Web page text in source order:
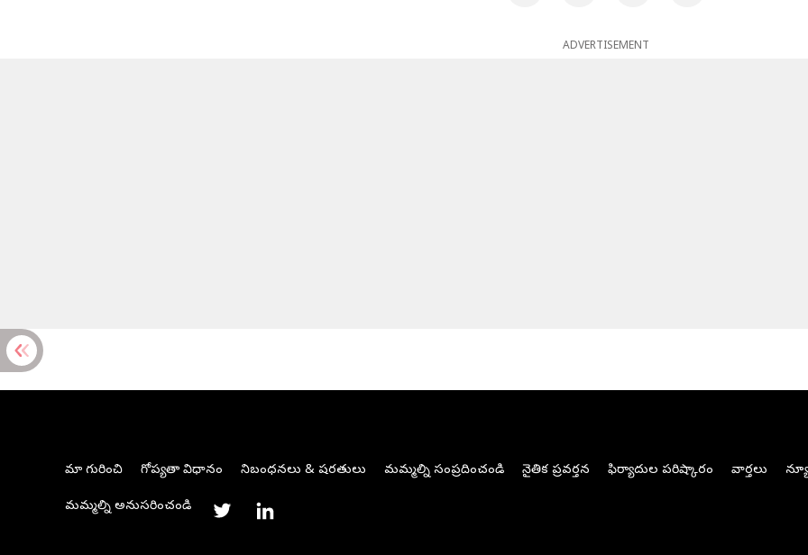
ADVERTISEMENT
మా గురించి గోప్యతా విధానం నిబంధనలు & షరతులు మమ్మల్ని సంప్రదించండి నైతిక ప్రవర్తన ఫిర్యాదుల పరిష్కారం వార్తలు
మమ్మల్ని అనుసరించండి